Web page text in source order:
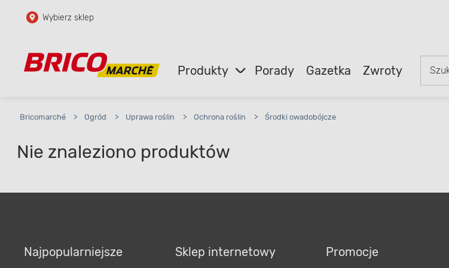
Przejdź do głównej zawartości
Przejdź do wyszukiwarki
Wybierz sklep
Produkty Porady Gazetka Zwroty
Bricomarché > Ogród > Uprawa roślin > Ochrona roślin > Środki owadobójcze
Nie znaleziono produktów
Najpopularniejsze Sklep internetowy Promocje